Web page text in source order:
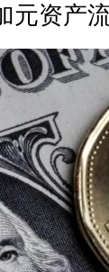
元资产